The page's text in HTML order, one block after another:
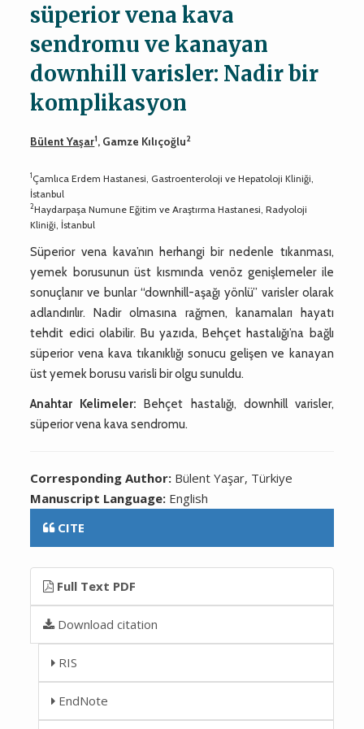
süperior vena kava
sendromu ve kanayan
downhill varisler: Nadir bir
komplikasyon
Bülent Yaşar1, Gamze Kılıçoğlu2
1Çamlıca Erdem Hastanesi, Gastroenteroloji ve Hepatoloji Kliniği,
İstanbul
2Haydarpaşa Numune Eğitim ve Araştırma Hastanesi, Radyoloji
Kliniği, İstanbul
Süperior vena kava’nın herhangi bir nedenle tıkanması,
yemek borusunun üst kısmında venöz genişlemeler ile
sonuçlanır ve bunlar “downhill-aşağı yönlü” varisler olarak
adlandırılır. Nadir olmasına rağmen, kanamaları hayatı
tehdit edici olabilir. Bu yazıda, Behçet hastalığı’na bağlı
süperior vena kava tıkanıklığı sonucu gelişen ve kanayan
üst yemek borusu varisli bir olgu sunuldu.
Anahtar Kelimeler: Behçet hastalığı, downhill varisler,
süperior vena kava sendromu.
Corresponding Author: Bülent Yaşar, Türkiye
Manuscript Language: English
CITE
Full Text PDF
Download citation
RIS
EndNote